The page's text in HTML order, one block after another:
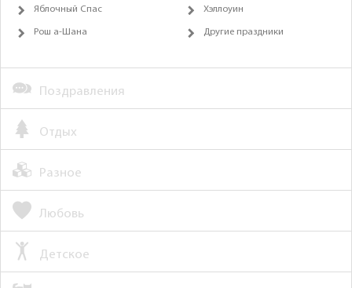
Яблочный Спас Хэллоуин
Рош а-Шана Другие праздники
Поздравления
Отдых
Разное
Любовь
Детское